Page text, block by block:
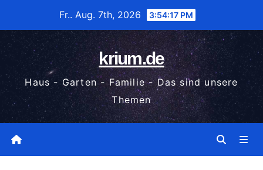
wechseln
Fr.. Aug. 7th, 2026 3:54:18 PM
krium.de
Haus - Garten - Familie - Das sind unsere
Themen